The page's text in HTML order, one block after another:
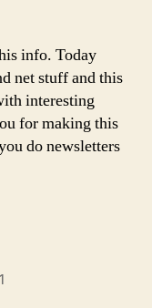
info. Today
net stuff and this
interesting
for making this
do newsletters